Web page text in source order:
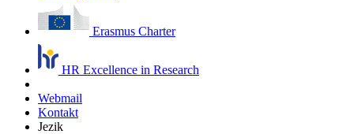
Erasmus Charter
HR Excellence in Research
Webmail
Kontakt
Jezik